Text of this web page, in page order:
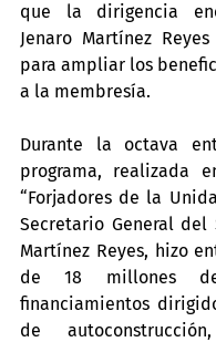
que la dirigencia
Jenaro Martínez
para ampliar los
a la membresía.
Durante la octava
programa, realizada
“Forjadores de la
Secretario General del
Martínez Reyes, hizo
de 18 millones
financiamientos
de